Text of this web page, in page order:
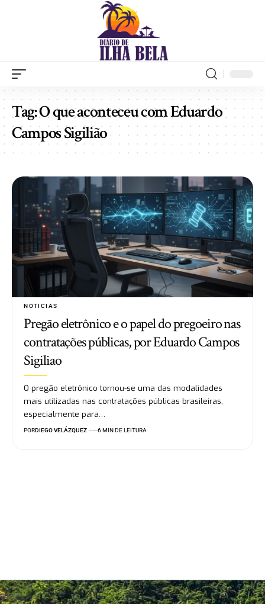
Tag:O que aconteceu com Eduardo
Campos Sigilião
NOTICIAS
Pregão eletrônico e o papel do pregoeiro nas
contratações públicas, por Eduardo Campos
Sigiliao
O pregão eletrônico tornou-se uma das modalidades
mais utilizadas nas contratações públicas brasileiras,
especialmente para…
PORDIEGO VELÁZQUEZ 6 MIN DE LEITURA